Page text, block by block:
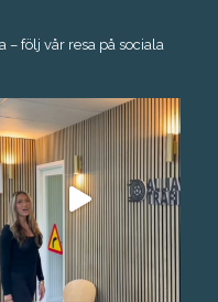
följ vår resa på sociala